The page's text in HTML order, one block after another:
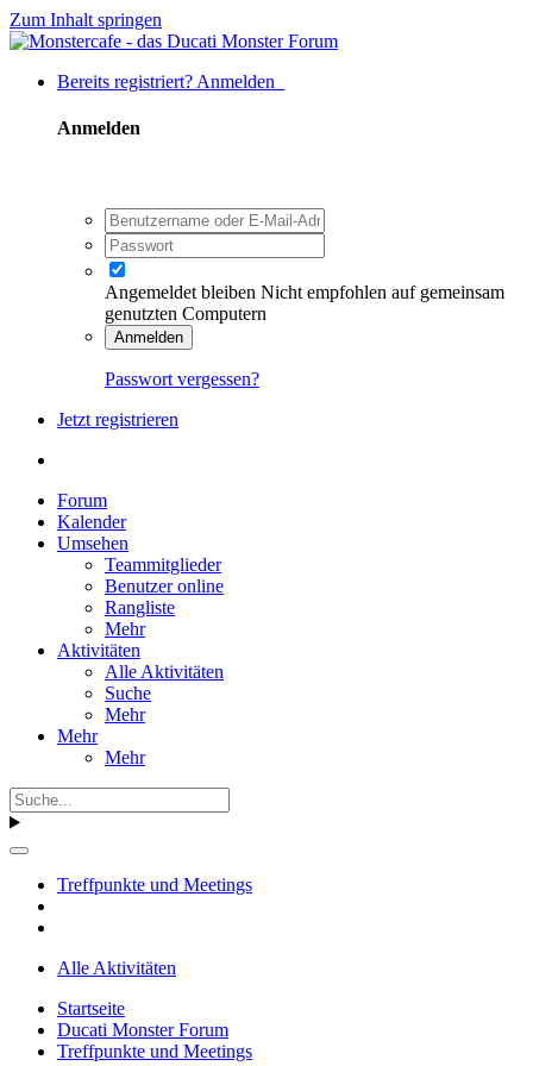
Zum Inhalt springen
Bereits registriert? Anmelden
Anmelden
Angemeldet bleiben Nicht empfohlen auf gemeinsam
genutzten Computern
Anmelden
Passwort vergessen?
Jetzt registrieren
Forum
Kalender
Umsehen
Teammitglieder
Benutzer online
Rangliste
Mehr
Aktivitäten
Alle Aktivitäten
Suche
Mehr
Mehr
Mehr
Treffpunkte und Meetings
Alle Aktivitäten
Startseite
Ducati Monster Forum
Treffpunkte und Meetings